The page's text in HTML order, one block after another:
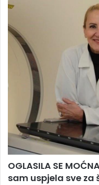
OGLASILA SE
sam uspjela sve za